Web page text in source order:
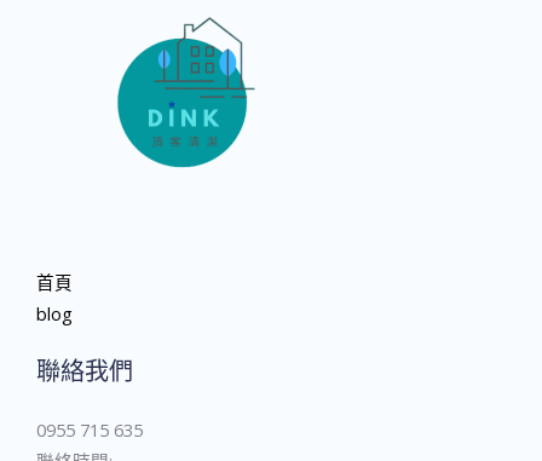
首頁
blog
聯絡我們
0955 715 635